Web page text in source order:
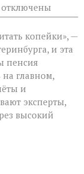
к
мечты:
нужно,
отключены
копейки», —
и эта
пенсия
главном,
и
эксперты,
высокий